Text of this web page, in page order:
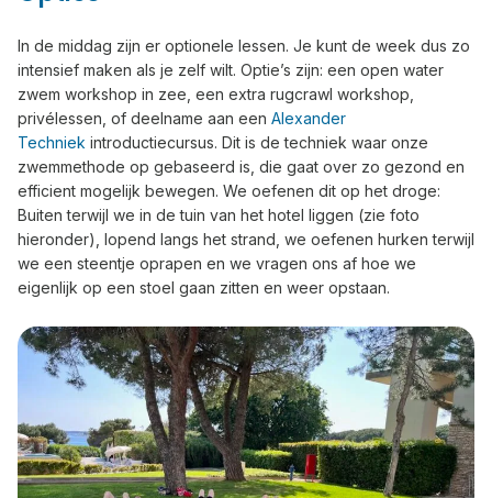
In de middag zijn er optionele lessen. Je kunt de week dus zo
intensief maken als je zelf wilt. Optie’s zijn: een open water
zwem workshop in zee, een extra rugcrawl workshop,
privélessen, of deelname aan een Alexander
Techniek introductiecursus. Dit is de techniek waar onze
zwemmethode op gebaseerd is, die gaat over zo gezond en
efficient mogelijk bewegen. We oefenen dit op het droge:
Buiten terwijl we in de tuin van het hotel liggen (zie foto
hieronder), lopend langs het strand, we oefenen hurken terwijl
we een steentje oprapen en we vragen ons af hoe we
eigenlijk op een stoel gaan zitten en weer opstaan.